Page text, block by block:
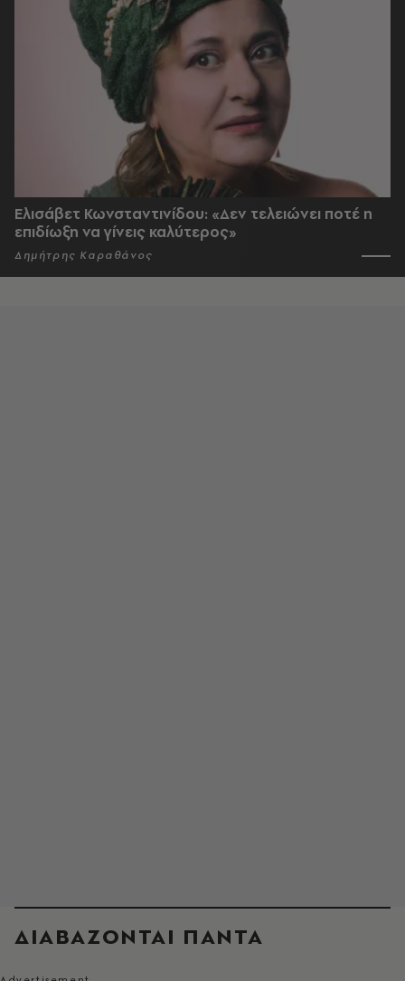
Ελισάβετ Κωνσταντινίδου: «Δεν τελειώνει ποτέ η
επιδίωξη να γίνεις καλύτερος»
Δημήτρης Καραθάνος
ΔΙΑΒΑΖΟΝΤΑΙ ΠΑΝΤΑ